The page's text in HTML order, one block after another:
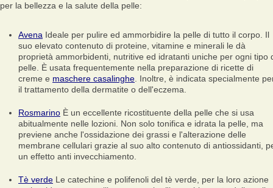
per la bellezza e la salute della pelle:
Avena Ideale per pulire ed ammorbidire la pelle di tutto il corpo. Il
suo elevato contenuto di proteine, vitamine e minerali le dà
proprietà ammorbidenti, nutritive ed idratanti uniche per ogni tipo
pelle. È usata frequentemente nella preparazione di ricette di
creme e maschere casalinghe . Inoltre, è indicata specialmente
il trattamento della dermatite o dell'eczema.
Rosmarino È un eccellente ricostituente della pelle che si usa
abitualmente nelle lozioni. Non solo tonifica e idrata la pelle, ma
previene anche l'ossidazione dei grassi e l'alterazione delle
membrane cellulari grazie al suo alto contenuto di antiossidanti,
un effetto anti invecchiamento.
Tè verde Le catechine e polifenoli del tè verde, per la loro azione